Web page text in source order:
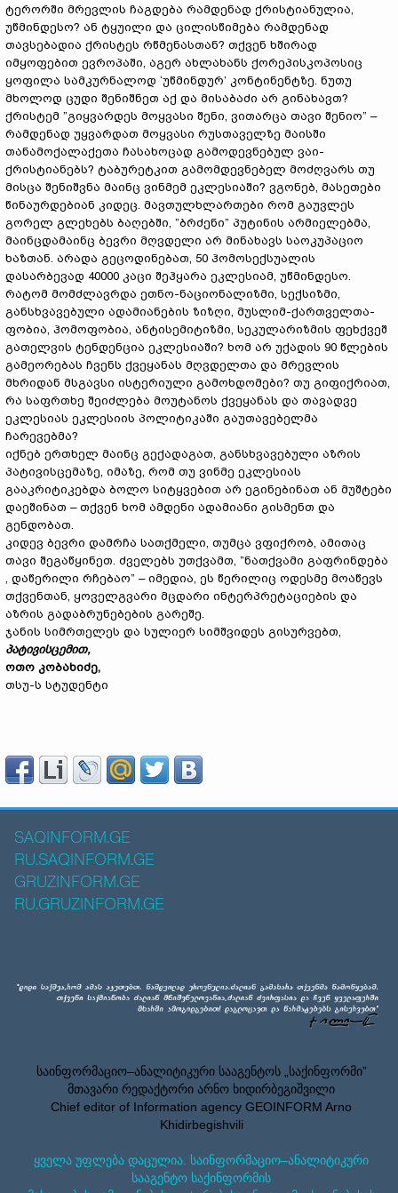
ტერორში მრევლის ჩაგდება რამდენად ქრისტიანულია,
უწმინდესო? ან ტყუილი და ცილისწიმება რამდენად
თავსებადია ქრისტეს რწმენასთან? თქვენ ხშირად
იმყოფებით ევროპაში, აგერ ახლახანს ქორეპისკოპოსიც
ყოფილა სამკურნალოდ ‘უწმინდურ’ კონტინენტზე. ნუთუ
მხოლოდ ცუდი შენიშნეთ აქ და მისაბაძი არ გინახავთ?
ქრისტემ ”გიყვარდეს მოყვასი შენი, ვითარცა თავი შენიო” –
რამდენად უყვარდათ მოყვასი რუსთაველზე მაისში
თანამოქალაქეთა ჩასახოცად გამოდევნებულ ვაი-
ქრისტიანებს? ტაბურეტკით გამომდევნებელ მოძღვარს თუ
მისცა შენიშვნა მაინც ვინმემ ეკლესიაში? ვგონებ, მასეთები
წინაურდებიან კიდეც. მავთულხლართები რომ გაუვლეს
გორელ გლეხებს ბაღებში, ”ბრძენი” პუტინის არმიელებმა,
მაინცდამაინც ბევრი მღვდელი არ მინახავს საოკუპაციო
ხაზთან. არადა გეცოდინებათ, 50 ჰომოსექსუალის
დასარბევად 40000 კაცი შეჰყარა ეკლესიამ, უწმინდესო.
რატომ მომძლავრდა ეთნო-ნაციონალიზმი, სექსიზმი,
განსხვავებული ადამიანების ზიზღი, მუსლიმ-ქართველთა-
ფობია, ჰომოფობია, ანტისემიტიზმი, სეკულარიზმის ფეხქვეშ
გათელვის ტენდენცია ეკლესიაში? ხომ არ უქადის 90 წლების
გამეორებას ჩვენს ქვეყანას მღვდელთა და მრევლის
მხრიდან მსგავსი ისტერიული გამოხდომები? თუ გიფიქრიათ,
რა საფრთხე შეიძლება მოუტანოს ქვეყანას და თავადვე
ეკლესიას ეკლესიის პოლიტიკაში გაუთავებელმა
ჩარევებმა?
იქნებ ერთხელ მაინც გექადაგათ, განსხვავებული აზრის
პატივისცემაზე, იმაზე, რომ თუ ვინმე ეკლესიას
გააკრიტიკებდა ბოლო სიტყვებით არ ეგინებინათ ან მუშტები
დაეშინათ – თქვენ ხომ ამდენი ადამიანი გისმენთ და
გენდობათ.
კიდევ ბევრი დამრჩა სათქმელი, თუმცა ვფიქრობ, ამითაც
თავი შეგაწყინეთ. ძველებს უთქვამთ, ”ნათქვამი გაფრინდება
, დაწერილი რჩებაო” – იმედია, ეს წერილიც ოდესმე მოაწევს
თქვენთან, ყოველგვარი მცდარი ინტერპრეტაციების და
აზრის გადაბრუნებების გარეშე.
ჯანის სიმრთელეს და სულიერ სიმშვიდეს გისურვებთ,
პატივისცემით,
ოთო კობახიძე,
თსუ-ს სტუდენტი
SAQINFORM.GE
RU.SAQINFORM.GE
GRUZINFORM.GE
RU.GRUZINFORM.GE
საინფორმაციო–ანალიტიკური სააგენტოს „საქინფორმი”
მთავარი რედაქტორი არნო ხიდირბეგიშვილი
Chief editor of Information agency GEOINFORM Arno
Khidirbegishvili
ყველა უფლება დაცულია. საინფორმაციო–ანალიტიკური
სააგენტო საქინფორმის